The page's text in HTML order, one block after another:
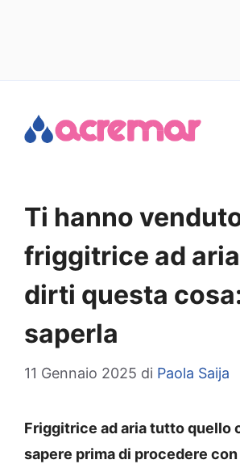
contenuto
Ti hanno
friggitrice ad
dirti questa
saperla
11 Gennaio 2025 di Paola Saija
Friggitrice ad aria tutto quello
sapere prima di procedere con